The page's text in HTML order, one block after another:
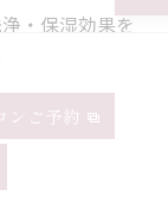
・保湿効果を
シャンプー
刺激成分を豊
ヘアケアでダ
るのが特徴で
ンご予約